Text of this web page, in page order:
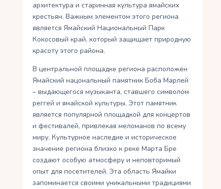
архитектура и старинная культура ямайских
крестьян. Важным элементом этого региона
является Ямайский Национальный Парк
Кокосовый край, который защищает природную
красоту этого района.
В центральной площадке региона расположен
Ямайский нацональный памятник Боба Марлей
– выдающегося музыканта, ставшего символом
реггей и ямайской культуры. Этот памятник
является популярной площадкой для концертов
и фестивалей, привлекая меломанов по всему
миру. Культурное наследие и историческое
значение региона близко к реке Марта Бре
создают особую атмосферу и неповторимый
опыт для посетителей. Эта область Ямайки
запоминается своими уникальными традициями